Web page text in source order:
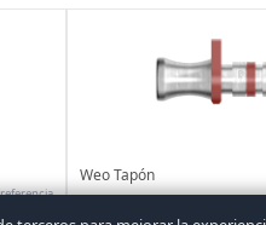
Weo Tapón